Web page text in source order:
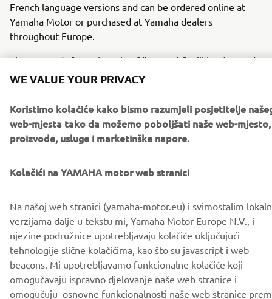
French language versions and can be ordered online at
Yamaha Motor or purchased at Yamaha dealers
throughout Europe.
The proceeds from the sale of “Legends” will be donated
to theEndowment Fund for Motorcycling Sport Heritage
motorcycle racing.
CORPORATE
FOR BUSINESS
WE VALUE YOUR PRIVACY
Koristimo kolačiće kako bismo razumjeli posjetitelje
web-mjesta tako da možemo poboljšati naše web-mjesto,
proizvode, usluge i marketinške napore.
Kolačići na YAMAHA motor web stranici
Na našoj web stranici (yamaha-motor.eu) i svimostalim
verzijama dalje u tekstu mi, Yamaha Motor Europe N.V., i
njezine podružnice upotrebljavaju kolačiće uključujući
tehnologije slične kolačićima, kao što su javascript i web
beacons. Mi upotrebljavamo funkcionalne kolačiće koji
omogučavaju ispravno djelovanje naše web stranice i
omogučuju osnovne funkcionalnosti naše web stranice